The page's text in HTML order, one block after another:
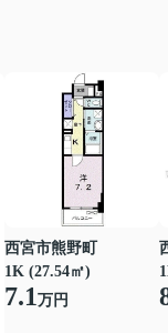
西宮市熊野町
1K (27.54㎡)
7.1万円